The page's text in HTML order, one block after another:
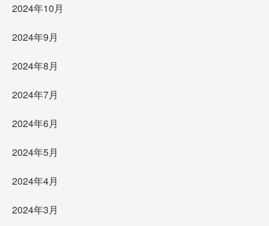
2024年10月
2024年9月
2024年8月
2024年7月
2024年6月
2024年5月
2024年4月
2024年3月